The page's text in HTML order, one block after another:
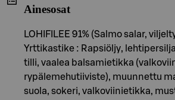
Ainesosat
LOHIFILEE 91% (Salmo salar,
Yrttikastike : Rapsiöljy,
tilli, vaalea balsamietikka
rypälemehutiiviste), muunnettu
suola, sokeri, valkoviinietikka,